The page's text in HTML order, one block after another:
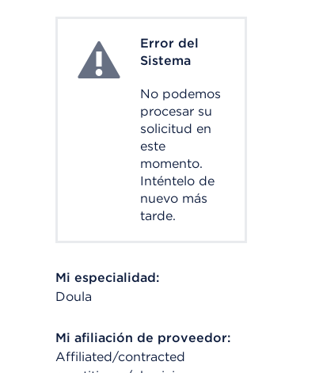
System ErrorError del
Sistema
No podemos
procesar su
solicitud en
este
momento.
Inténtelo de
nuevo más
tarde.
Mi especialidad:
Doula
Mi afiliación de proveedor:
Affiliated/contracted